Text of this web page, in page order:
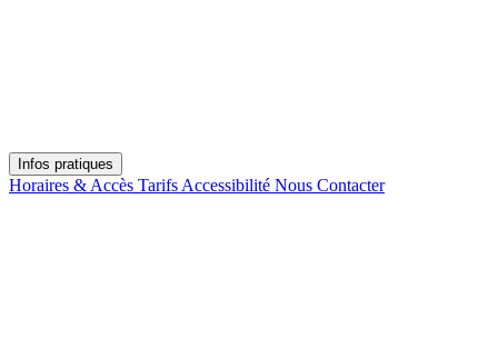
Infos pratiques
Horaires & Accès Tarifs Accessibilité Nous Contacter